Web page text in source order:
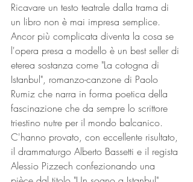
Ricavare un testo teatrale dalla trama di
un libro non è mai impresa semplice.
Ancor più complicata diventa la cosa se
l'opera presa a modello è un best seller di
eterea sostanza come "La cotogna di
Istanbul", romanzo-canzone di Paolo
Rumiz che narra in forma poetica della
fascinazione che da sempre lo scrittore
triestino nutre per il mondo balcanico.
C'hanno provato, con eccellente risultato,
il drammaturgo Alberto Bassetti e il regista
Alessio Pizzech confezionando una